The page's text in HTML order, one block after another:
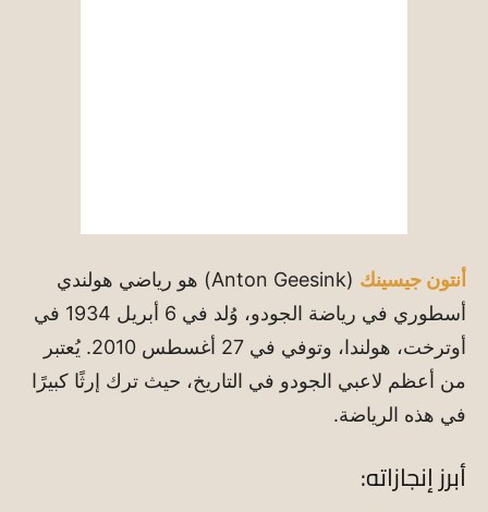
أنتون جيسينك
(Anton Geesink) هو رياضي هولندي
أسطوري في رياضة الجودو، وُلد في 6 أبريل 1934 في
أوترخت، هولندا، وتوفي في 27 أغسطس 2010. يُعتبر
من أعظم لاعبي الجودو في التاريخ، حيث ترك إرثًا كبيرًا
في هذه الرياضة.
أبرز إنجازاته: